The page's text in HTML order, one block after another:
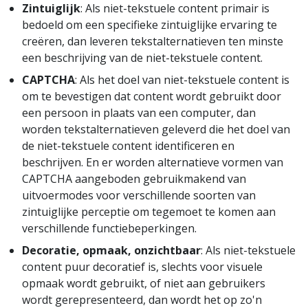
Zintuiglijk: Als niet-tekstuele content primair is
bedoeld om een specifieke zintuiglijke ervaring te
creëren, dan leveren tekstalternatieven ten minste
een beschrijving van de niet-tekstuele content.
CAPTCHA: Als het doel van niet-tekstuele content is
om te bevestigen dat content wordt gebruikt door
een persoon in plaats van een computer, dan
worden tekstalternatieven geleverd die het doel van
de niet-tekstuele content identificeren en
beschrijven. En er worden alternatieve vormen van
CAPTCHA aangeboden gebruikmakend van
uitvoermodes voor verschillende soorten van
zintuiglijke perceptie om tegemoet te komen aan
verschillende functiebeperkingen.
Decoratie, opmaak, onzichtbaar: Als niet-tekstuele
content puur decoratief is, slechts voor visuele
opmaak wordt gebruikt, of niet aan gebruikers
wordt gerepresenteerd, dan wordt het op zo'n